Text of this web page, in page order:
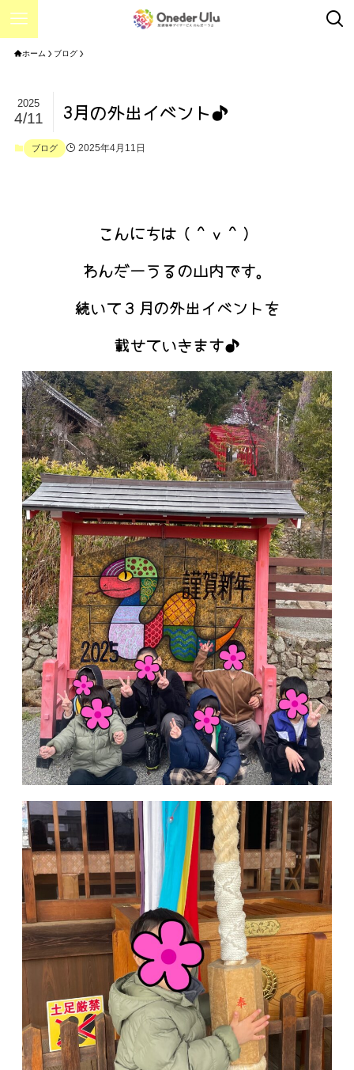
ホーム ブログ
3月の外出イベント♪
2025
4/11
ブログ 2025年4月11日
こんにちは（＾ｖ＾）
わんだーうるの山内です。
続いて３月の外出イベントを
載せていきます♪